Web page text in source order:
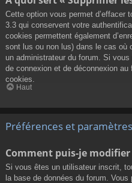
Cette option vous permet d’effacer
3.3 qui conservent votre
cookies permettent également
sont lus ou non lus) dans le cas où
un administrateur du forum. Si
de connexion et de déconnexion
cookies.
Haut
Préférences et
Comment puis-je
Si vous êtes un utilisateur inscrit,
la base de données du forum.